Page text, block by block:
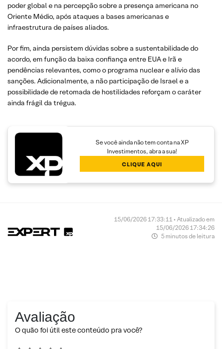
poder global e na percepção sobre a presença americana no
Oriente Médio, após ataques a bases americanas e
infraestrutura de países aliados.
Por fim, ainda persistem dúvidas sobre a sustentabilidade do
acordo, em função da baixa confiança entre EUA e Irã e
pendências relevantes, como o programa nuclear e alívio das
sanções. Adicionalmente, a não participação de Israel e a
possibilidade de retomada de hostilidades reforçam o caráter
ainda frágil da trégua.
Se você ainda não tem conta na XP
Investimentos, abra a sua!
CLIQUE AQUI
15/06/2026 17:33:11 • Atualizado em
15/06/2026 17:34:26
5 minutos de leitura
Avaliação
O quão foi útil este conteúdo pra você?